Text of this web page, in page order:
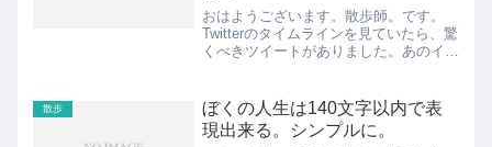
おはようございます。散歩師。です。
Twitterのタイムラインを見ていたら、驚
くべきツイートがありました。あのイケ
ハヤさんが散歩コンテンツ！！2.競合で
はない！散歩を...
散歩
ぼくの人生は140文字以内で表
現出来る。シンプルに。